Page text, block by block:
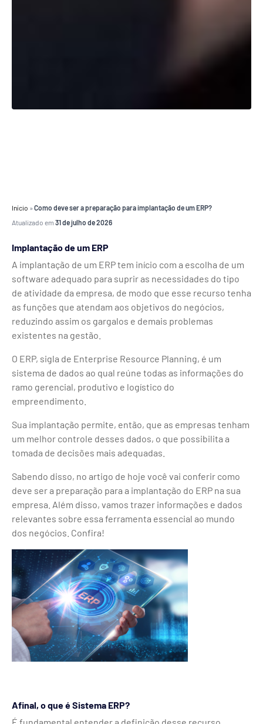
Início »Como deve ser a preparação para implantação de um ERP?
Atualizado em 31 de julho de 2026
Implantação de um ERP
A implantação de um ERP tem início com a escolha de um
software adequado para suprir as necessidades do tipo
de atividade da empresa, de modo que esse recurso tenha
as funções que atendam aos objetivos do negócios,
reduzindo assim os gargalos e demais problemas
existentes na gestão.
O ERP, sigla de Enterprise Resource Planning, é um
sistema de dados ao qual reúne todas as informações do
ramo gerencial, produtivo e logístico do
empreendimento.
Sua implantação permite, então, que as empresas tenham
um melhor controle desses dados, o que possibilita a
tomada de decisões mais adequadas.
Sabendo disso, no artigo de hoje você vai conferir como
deve ser a preparação para a implantação do ERP na sua
empresa. Além disso, vamos trazer informações e dados
relevantes sobre essa ferramenta essencial ao mundo
dos negócios. Confira!
Afinal, o que é Sistema ERP?